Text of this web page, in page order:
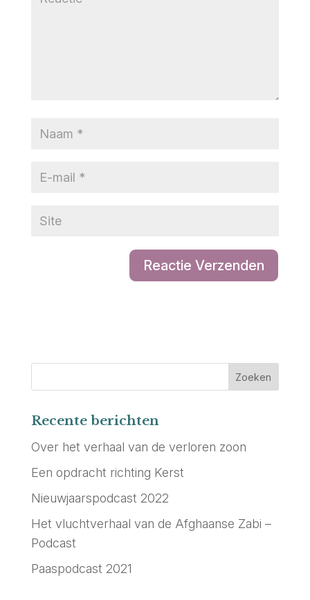
Recente berichten
Over het verhaal van de verloren zoon
Een opdracht richting Kerst
Nieuwjaarspodcast 2022
Het vluchtverhaal van de Afghaanse Zabi –
Podcast
Paaspodcast 2021